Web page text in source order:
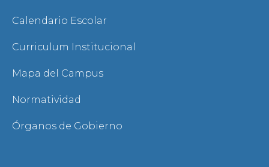
Calendario Escolar
Curriculum Institucional
Mapa del Campus
Normatividad
Órganos de Gobierno